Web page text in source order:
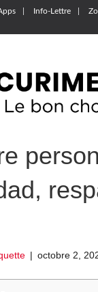
Info-Lettre
| octobre 2,